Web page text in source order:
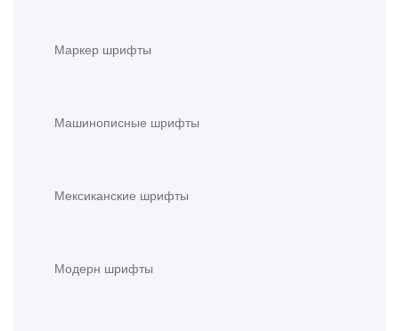
Маркер шрифты
Машинописные шрифты
Мексиканские шрифты
Модерн шрифты